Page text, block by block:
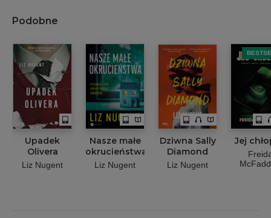
Podobne
Upadek
Olivera
Liz Nugent
Nasze małe
okrucieństwa
Liz Nugent
Dziwna Sally
Diamond
Liz Nugent
Jej